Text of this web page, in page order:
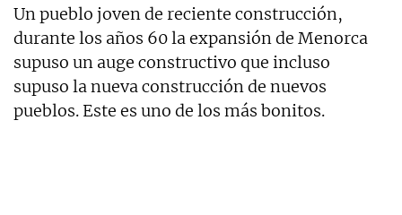
Un pueblo joven de reciente construcción,
durante los años 60 la expansión de Menorca
supuso un auge constructivo que incluso
supuso la nueva construcción de nuevos
pueblos. Este es uno de los más bonitos.